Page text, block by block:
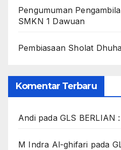
Pengumuman
SMKN 1 Dawuan
Pembiasaan Sholat
Komentar Terbaru
AndipadaGLS BERLIAN
M Indra Al-ghifari pada